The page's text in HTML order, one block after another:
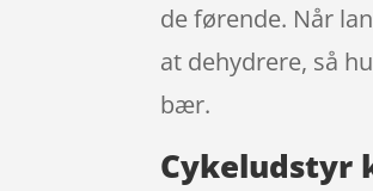
de førende. Når
at dehydrere, så
bær.
Cykeludstyr